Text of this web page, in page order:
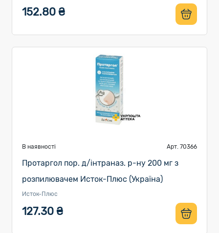
152.80 ₴
В наявності Арт. 70366
Протаргол пор. д/інтраназ. р-ну 200 мг з
розпилювачем Исток-Плюс (Україна)
Исток-Плюс
127.30 ₴